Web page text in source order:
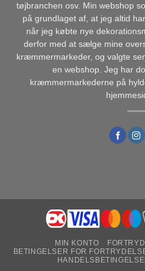
tøjbranchen osv. Min webshop
på grundlaget af, at jeg altid
når jeg købte nye
derfor med at sælge mine
kræmmermarkeder, og valgte
en webshop. Jeg har
kræmmermarkederne på
MIN KONTO
BETINGELSER FOR